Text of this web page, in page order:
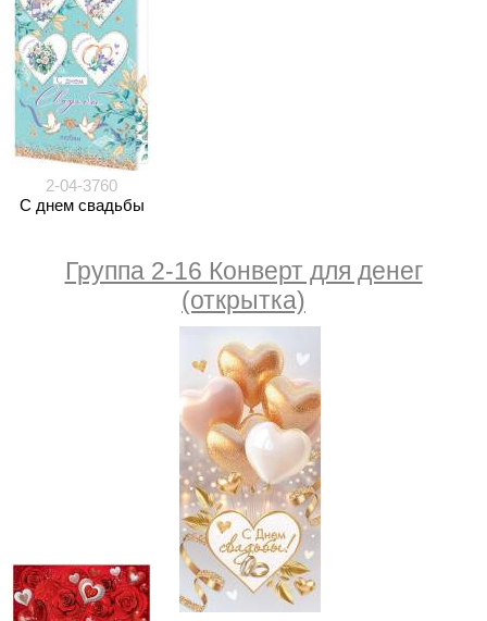
2-04-3760
С днем свадьбы
Группа 2-16 Конверт для денег
(открытка)